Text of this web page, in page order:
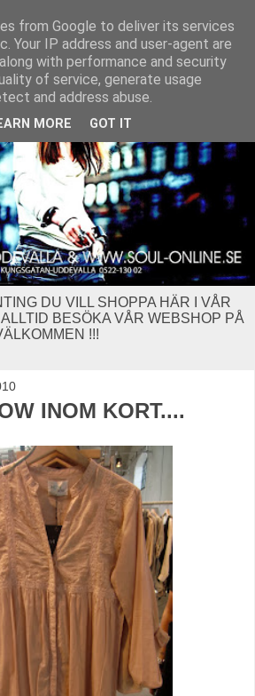
DU VILL SHOPPA HÄR I VÅR
BESÖKA VÅR WEBSHOP PÅ
!!!
INOM KORT....
from Google to deliver its services
Your IP address and user-agent are
with performance and security
of service, generate usage
and address abuse.
MORE GOT IT